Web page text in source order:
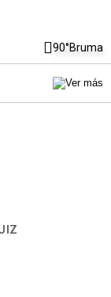
90°Bruma